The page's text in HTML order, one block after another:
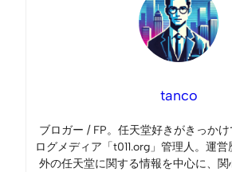
tanco
ブロガー / FP。任天堂好きがきっか
ログメディア「t011.org」管理人。運
外の任天堂に関する情報を中心に、